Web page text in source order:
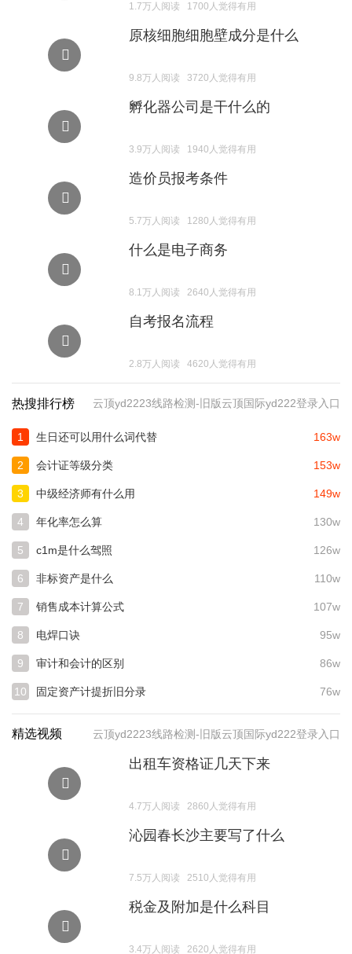
1.7万人阅读 1700人觉得有用
原核细胞细胞壁成分是什么
9.8万人阅读 3720人觉得有用
孵化器公司是干什么的
3.9万人阅读 1940人觉得有用
造价员报考条件
5.7万人阅读 1280人觉得有用
什么是电子商务
8.1万人阅读 2640人觉得有用
自考报名流程
2.8万人阅读 4620人觉得有用
热搜排行榜 云顶yd2223线路检测-旧版云顶国际yd222登录入口
1 生日还可以用什么词代替 163w
2 会计证等级分类 153w
3 中级经济师有什么用 149w
4 年化率怎么算 130w
5 c1m是什么驾照 126w
6 非标资产是什么 110w
7 销售成本计算公式 107w
8 电焊口诀 95w
9 审计和会计的区别 86w
10 固定资产计提折旧分录 76w
精选视频 云顶yd2223线路检测-旧版云顶国际yd222登录入口
出租车资格证几天下来
4.7万人阅读 2860人觉得有用
沁园春长沙主要写了什么
7.5万人阅读 2510人觉得有用
税金及附加是什么科目
3.4万人阅读 2620人觉得有用